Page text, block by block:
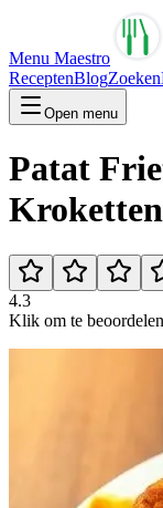
Menu Maestro
ReceptenBlogZoeken
Open menu
Patat
Kroketten
4.3
Klik om te beoordelen